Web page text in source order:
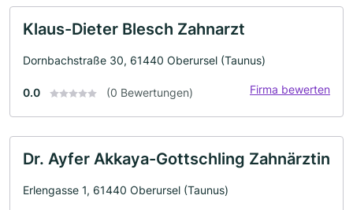
Klaus-Dieter Blesch Zahnarzt
Dornbachstraße 30, 61440 Oberursel (Taunus)
0.0 (0 Bewertungen) Firma bewerten
Dr. Ayfer Akkaya-Gottschling Zahnärztin
Erlengasse 1, 61440 Oberursel (Taunus)